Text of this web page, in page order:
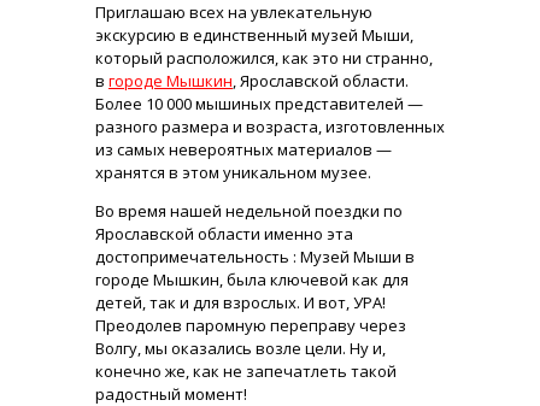
Приглашаю всех на увлекательную
экскурсию в единственный музей Мыши,
который расположился, как это ни странно,
в городе Мышкин, Ярославской области.
Более 10 000 мышиных представителей —
разного размера и возраста, изготовленных
из самых невероятных материалов —
хранятся в этом уникальном музее.
Во время нашей недельной поездки по
Ярославской области именно эта
достопримечательность : Музей Мыши в
городе Мышкин, была ключевой как для
детей, так и для взрослых. И вот, УРА!
Преодолев паромную переправу через
Волгу, мы оказались возле цели. Ну и,
конечно же, как не запечатлеть такой
радостный момент!